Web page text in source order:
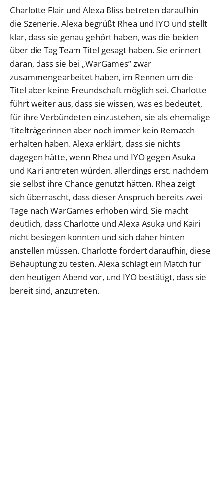
Charlotte Flair und Alexa Bliss betreten daraufhin
die Szenerie. Alexa begrüßt Rhea und IYO und stellt
klar, dass sie genau gehört haben, was die beiden
über die Tag Team Titel gesagt haben. Sie erinnert
daran, dass sie bei „WarGames” zwar
zusammengearbeitet haben, im Rennen um die
Titel aber keine Freundschaft möglich sei. Charlotte
führt weiter aus, dass sie wissen, was es bedeutet,
für ihre Verbündeten einzustehen, sie als ehemalige
Titelträgerinnen aber noch immer kein Rematch
erhalten haben. Alexa erklärt, dass sie nichts
dagegen hätte, wenn Rhea und IYO gegen Asuka
und Kairi antreten würden, allerdings erst, nachdem
sie selbst ihre Chance genutzt hätten. Rhea zeigt
sich überrascht, dass dieser Anspruch bereits zwei
Tage nach WarGames erhoben wird. Sie macht
deutlich, dass Charlotte und Alexa Asuka und Kairi
nicht besiegen konnten und sich daher hinten
anstellen müssen. Charlotte fordert daraufhin, diese
Behauptung zu testen. Alexa schlägt ein Match für
den heutigen Abend vor, und IYO bestätigt, dass sie
bereit sind, anzutreten.